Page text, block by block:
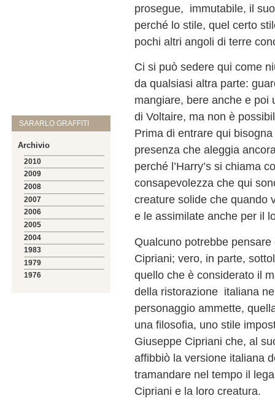
SARARLO GRAFFITI
Archivio
2010
2009
2008
2007
2006
2005
2004
1983
1979
1976
prosegue, immutabile, il
perché lo stile, quel certo
pochi altri angoli di terre
Ci si può sedere qui come
da qualsiasi altra parte:
mangiare, bere anche e poi
di Voltaire, ma non è
Prima di entrare qui
presenza che aleggia
perché l’Harry’s si chiama
consapevolezza che qui
creature solide che quando
e le assimilate anche per il
Qualcuno potrebbe pensare
Cipriani; vero, in parte,
quello che è considerato il
della ristorazione italiana
personaggio ammette,
una filosofia, uno stile
Giuseppe Cipriani che, al
affibbiò la versione italiana
tramandare nel tempo il
Cipriani e la loro creatura.